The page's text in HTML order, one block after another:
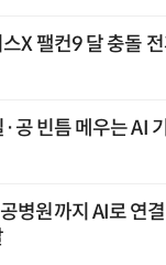
X 팰컨9 달 충돌
·공 빈틈 메우는 AI
병원까지 AI로 연